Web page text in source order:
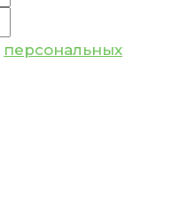
персональных